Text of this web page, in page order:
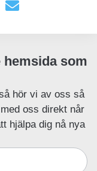
hemsida som
hör vi av oss så
oss direkt når
hjälpa dig nå nya